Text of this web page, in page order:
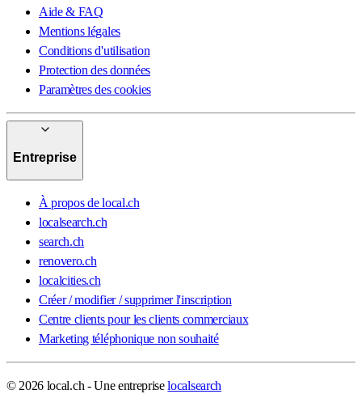
Aide & FAQ
Mentions légales
Conditions d'utilisation
Protection des données
Paramètres des cookies
Entreprise
À propos de local.ch
localsearch.ch
search.ch
renovero.ch
localcities.ch
Créer / modifier / supprimer l'inscription
Centre clients pour les clients commerciaux
Marketing téléphonique non souhaité
© 2026 local.ch - Une entrepriselocalsearch